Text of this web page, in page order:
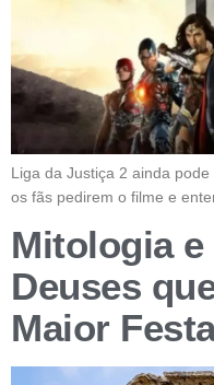
Liga da Justiça 2 ainda
os fãs pedirem o filme e
Mitologia
Deuses
Maior